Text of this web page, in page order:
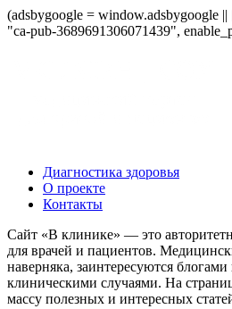
(adsbygoogle = window.adsbygoogle
"ca-pub-3689691306071439",
Диагностика здоровья
О проекте
Контакты
Сайт «В клинике» — это
для врачей и пациентов.
наверняка, заинтересуются
клиническими случаями. На
массу полезных и интересных